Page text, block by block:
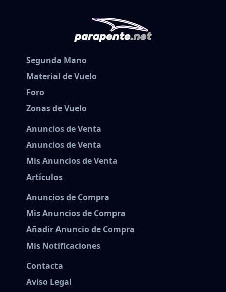
Segunda Mano
Material de Vuelo
Foro
Zonas de Vuelo
Anuncios de Venta
Anuncios de Venta
Mis Anuncios de Venta
Artículos
Anuncios de Compra
Mis Anuncios de Compra
Añadir Anuncio de Compra
Mis Notificaciones
Contacta
Aviso Legal